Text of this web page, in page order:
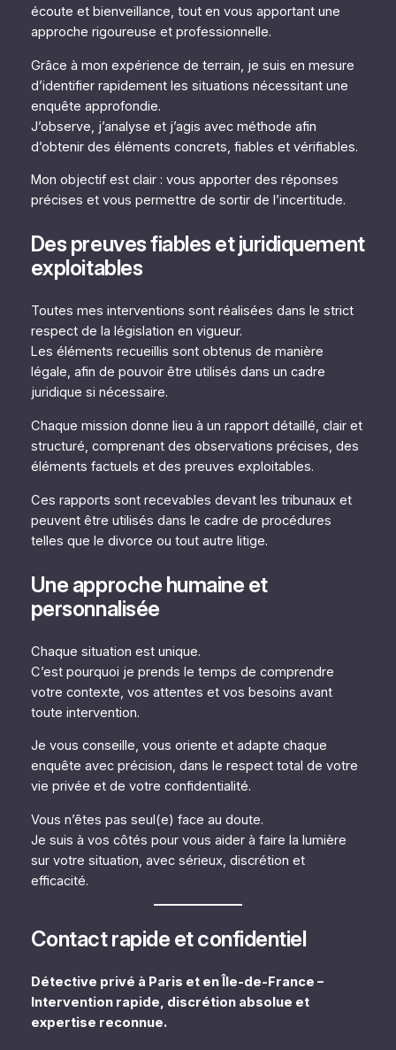
écoute et bienveillance, tout en vous apportant une
approche rigoureuse et professionnelle.
Grâce à mon expérience de terrain, je suis en mesure
d’identifier rapidement les situations nécessitant une
enquête approfondie.
J’observe, j’analyse et j’agis avec méthode afin
d’obtenir des éléments concrets, fiables et vérifiables.
Mon objectif est clair : vous apporter des réponses
précises et vous permettre de sortir de l’incertitude.
Des preuves fiables et juridiquement
exploitables
Toutes mes interventions sont réalisées dans le strict
respect de la législation en vigueur.
Les éléments recueillis sont obtenus de manière
légale, afin de pouvoir être utilisés dans un cadre
juridique si nécessaire.
Chaque mission donne lieu à un rapport détaillé, clair et
structuré, comprenant des observations précises, des
éléments factuels et des preuves exploitables.
Ces rapports sont recevables devant les tribunaux et
peuvent être utilisés dans le cadre de procédures
telles que le divorce ou tout autre litige.
Une approche humaine et
personnalisée
Chaque situation est unique.
C’est pourquoi je prends le temps de comprendre
votre contexte, vos attentes et vos besoins avant
toute intervention.
Je vous conseille, vous oriente et adapte chaque
enquête avec précision, dans le respect total de votre
vie privée et de votre confidentialité.
Vous n’êtes pas seul(e) face au doute.
Je suis à vos côtés pour vous aider à faire la lumière
sur votre situation, avec sérieux, discrétion et
efficacité.
Contact rapide et confidentiel
Détective privé à Paris et en Île-de-France –
Intervention rapide, discrétion absolue et
expertise reconnue.